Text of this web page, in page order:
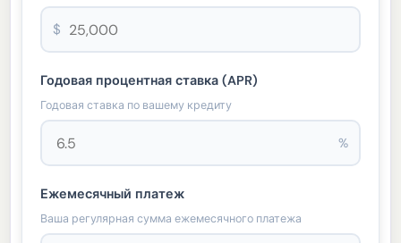
$
Годовая процентная ставка (APR)
Годовая ставка по вашему кредиту
%
Ежемесячный платеж
Ваша регулярная сумма ежемесячного платежа